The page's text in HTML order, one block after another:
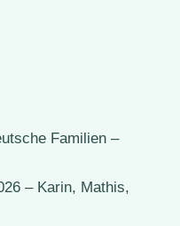
Familien –
– Karin, Mathis,